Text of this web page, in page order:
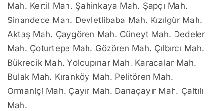
Mah. Kertil Mah. Şahinkaya Mah. Şapçı Mah.
Sinandede Mah. Devletlibaba Mah. Kızılgür Mah.
Aktaş Mah. Çaygören Mah. Cüneyt Mah. Dedeler
Mah. Çoturtepe Mah. Gözören Mah. Çılbırcı Mah.
Bükrecik Mah. Yolcupınar Mah. Karacalar Mah.
Bulak Mah. Kıranköy Mah. Pelitören Mah.
Ormaniçi Mah. Çayır Mah. Danaçayır Mah. Çaltılı
Mah.